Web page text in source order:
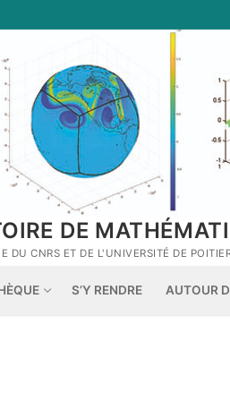
DE
DU CNRS ET DE L'UNIVERSITÉ DE
S’Y RENDRE AUTOUR